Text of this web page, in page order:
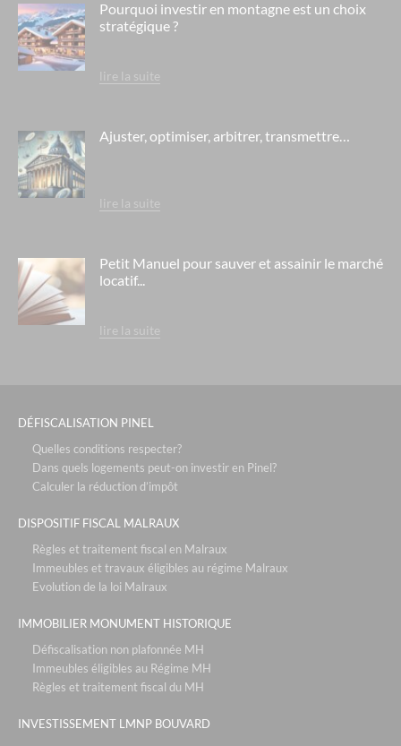
sakura-lyon
les tuquets - seignosse
le cristal de l'alpe - alpe d'huez
le domaine des flamants roses- salin de giraud
mama shelter - marseille
l'aquae- aix les bains
residence la cheneraie - ehpad orpea - bordeaux
residence rené legros - ehpad orpea - dourdan
residence le hameau de la source - ehpad medica - lyon saint
le vallon du roy - sanary sur mer
les voiles blanches - solenzara corse
l'hotel d'ecquevilly - paris / versailles
défiscalisation bouvard : 4,30% + occupation
mama shelter - lyon
neozen- marseille
ecollines - nice
partenaires
Pourquoi investir en montagne est un choix
stratégique ?
lire la suite
Ajuster, optimiser, arbitrer, transmettre…
lire la suite
Petit Manuel pour sauver et assainir le marché
locatif...
lire la suite
DÉFISCALISATION PINEL
Quelles conditions respecter?
Dans quels logements peut-on investir en Pinel?
Calculer la réduction d’impôt
DISPOSITIF FISCAL MALRAUX
Règles et traitement fiscal en Malraux
Immeubles et travaux éligibles au régime Malraux
Evolution de la loi Malraux
IMMOBILIER MONUMENT HISTORIQUE
Défiscalisation non plafonnée MH
Immeubles éligibles au Régime MH
Règles et traitement fiscal du MH
INVESTISSEMENT LMNP BOUVARD